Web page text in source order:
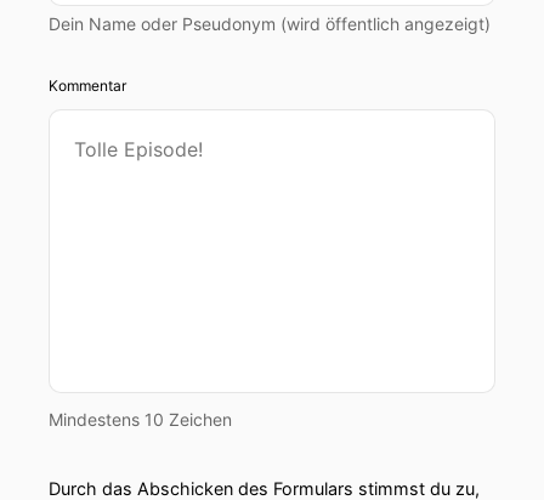
Dein Name oder Pseudonym (wird öffentlich angezeigt)
Kommentar
Mindestens 10 Zeichen
Durch das Abschicken des Formulars stimmst du zu,